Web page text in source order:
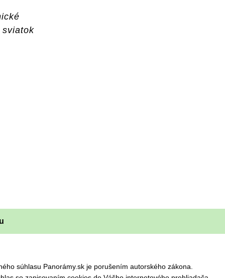
sviatok
súhlasu Panorámy.sk je porušením autorského zákona.